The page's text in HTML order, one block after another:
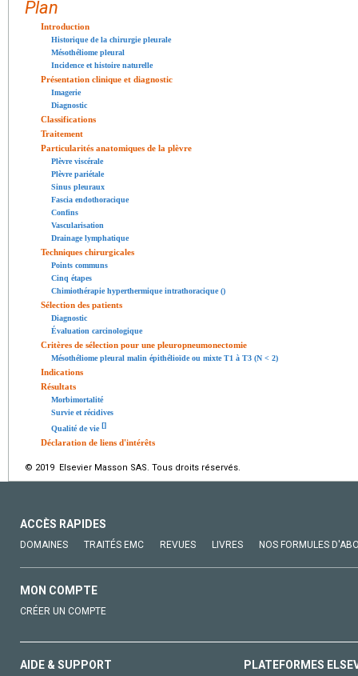
Plan
Introduction
Historique de la chirurgie pleurale
Mésothéliome pleural
Incidence et histoire naturelle
Présentation clinique et diagnostic
Imagerie
Diagnostic
Classifications
Traitement
Particularités anatomiques de la plèvre
Plèvre viscérale
Plèvre pariétale
Sinus pleuraux
Fascia endothoracique
Confins
Vascularisation
Drainage lymphatique
Techniques chirurgicales
Points communs
Cinq étapes
Chimiothérapie hyperthermique intrathoracique ()
Sélection des patients
Diagnostic
Évaluation carcinologique
Critères de sélection pour une pleuropneumonectomie
Mésothéliome pleural malin épithélioïde ou mixte T1 à T3 (N < 2)
Indications
Résultats
Morbimortalité
Survie et récidives
Qualité de vie[]
Déclaration de liens d'intérêts
© 2019 Elsevier Masson SAS. Tous droits réservés.
ACCÈS RAPIDES
DOMAINES TRAITÉS EMC REVUES LIVRES NOS FORMULES
MON COMPTE
CRÉER UN COMPTE
AIDE & SUPPORT PLATEFORMES